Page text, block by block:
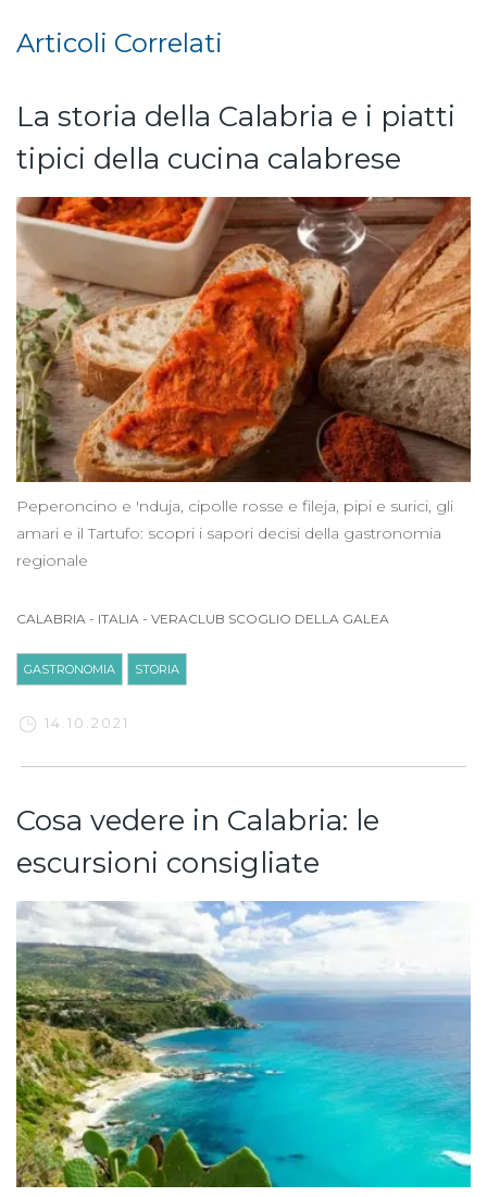
Articoli Correlati
La storia della Calabria e i piatti
tipici della cucina calabrese
Peperoncino e 'nduja, cipolle rosse e fileja, pipi e surici, gli
amari e il Tartufo: scopri i sapori decisi della gastronomia
regionale
CALABRIA - ITALIA - VERACLUB SCOGLIO DELLA GALEA
GASTRONOMIA STORIA
14.10.2021
Cosa vedere in Calabria: le
escursioni consigliate